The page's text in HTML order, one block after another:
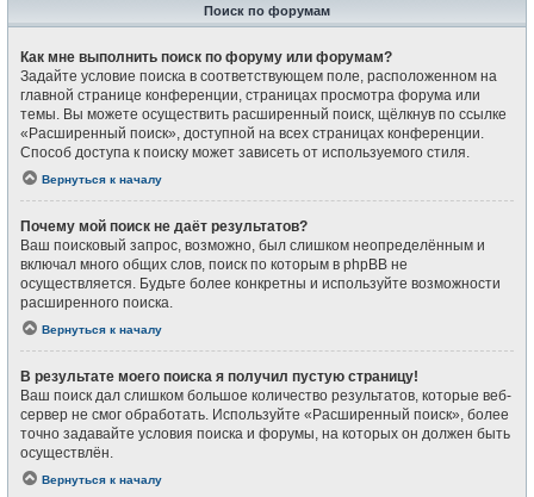
Поиск по форумам
Как мне выполнить поиск по форуму или форумам?
Задайте условие поиска в соответствующем поле, расположенном на
главной странице конференции, страницах просмотра форума или
темы. Вы можете осуществить расширенный поиск, щёлкнув по ссылке
«Расширенный поиск», доступной на всех страницах конференции.
Способ доступа к поиску может зависеть от используемого стиля.
Вернуться к началу
Почему мой поиск не даёт результатов?
Ваш поисковый запрос, возможно, был слишком неопределённым и
включал много общих слов, поиск по которым в phpBB не
осуществляется. Будьте более конкретны и используйте возможности
расширенного поиска.
Вернуться к началу
В результате моего поиска я получил пустую страницу!
Ваш поиск дал слишком большое количество результатов, которые веб-
сервер не смог обработать. Используйте «Расширенный поиск», более
точно задавайте условия поиска и форумы, на которых он должен быть
осуществлён.
Вернуться к началу